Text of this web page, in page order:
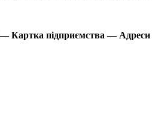
— Картка підприємства — Адреси